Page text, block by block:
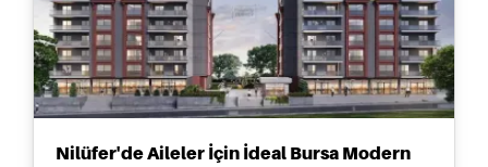
Nilüfer'de Aileler İçin İdeal Bursa Modern